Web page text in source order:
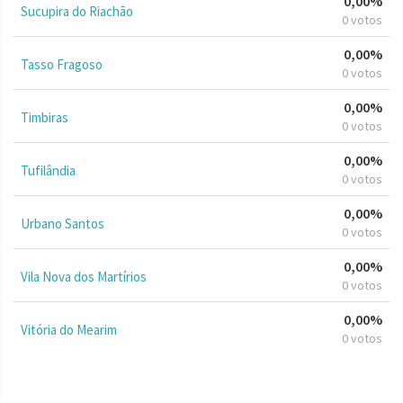
Sucupira do Riachão 0 votos
Tasso Fragoso
0,00%
0 votos
Timbiras
0,00%
0 votos
Tufilândia
0,00%
0 votos
Urbano Santos
0,00%
0 votos
Vila Nova dos Martírios
0,00%
0 votos
Vitória do Mearim
0,00%
0 votos